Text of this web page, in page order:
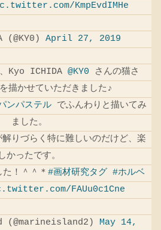
KmpEvdIMHe
(@KY0) April 27, 2019
Kyo ICHIDA @KY0 さんの猫さ
描かせていただきました♪
ンパステル でふんわりと描いてみ
ました。
りづらく特に難しいのだけど、楽
しかったです。
！＾＾＊ #画材研究タグ #ホルベ
FAUu0c1Cne
May 14,